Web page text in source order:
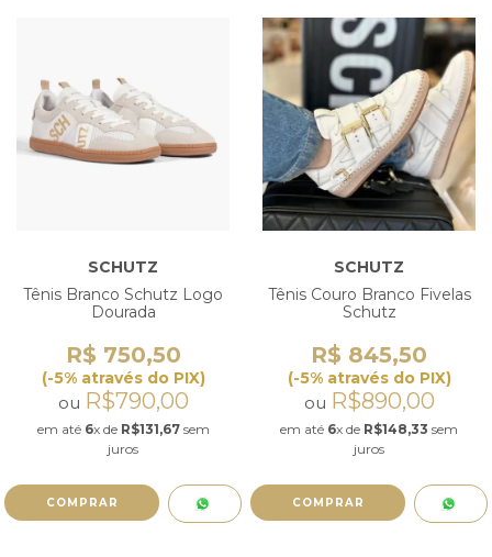
SCHUTZ
Tênis Branco Schutz Logo
Dourada
R$ 750,50
(-5% através do PIX)
ou R$790,00
em até 6x de R$131,67sem
juros
COMPRAR
SCHUTZ
Tênis Couro Branco Fivelas
Schutz
R$ 845,50
(-5% através do PIX)
ou R$890,00
em até 6x de R$148,33 sem
juros
COMPRAR